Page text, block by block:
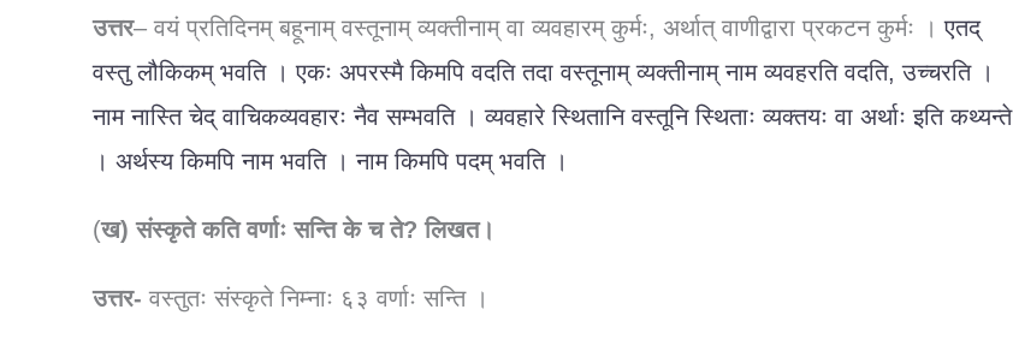
उत्तर– वयं प्रतिदिनम् बहूनाम् वस्तूनाम् व्यक्तीनाम् वा व्यवहारम् कुर्मः, अर्थात् वाणीद्वारा प्रकटन कुर्मः ।एतद्
वस्तु लौकिकम् भवति । एकः अपरस्मै किमपि वदति तदा वस्तूनाम् व्यक्तीनाम् नाम व्यवहरति वदति,उच्चरति ।
नाम नास्ति चेद् वाचिकव्यवहारः नैव सम्भवति । व्यवहारे स्थितानि वस्तूनि स्थिताः व्यक्तयः वा अर्थाः इति कथ्यन्ते
। अर्थस्य किमपि नाम भवति । नाम किमपि पदम् भवति ।
(ख) संस्कृते कति वर्णाः सन्ति के च ते? लिखत।
उत्तर- वस्तुतः संस्कृते निम्नाः ६३ वर्णाः सन्ति ।